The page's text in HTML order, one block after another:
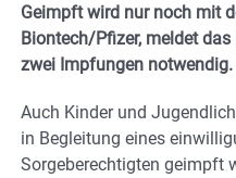
Geimpft wird nur noch mit
Biontech/Pfizer, meldet
zwei Impfungen notwendig.
Auch Kinder und
in Begleitung eines
Sorgeberechtigten geimpft